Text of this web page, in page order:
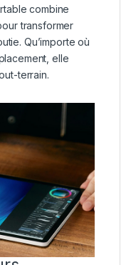
combine
transformer
Qu’importe où
elle
terrain.